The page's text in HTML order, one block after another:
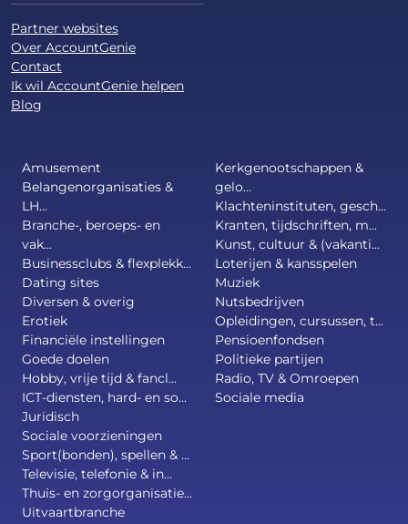
Partner websites
Over AccountGenie
Contact
Ik wil AccountGenie helpen
Blog
Amusement
Belangenorganisaties &
LH...
Branche-, beroeps- en
vak...
Businessclubs & flexplekk...
Dating sites
Diversen & overig
Erotiek
Financiële instellingen
Goede doelen
Hobby, vrije tijd & fancl...
ICT-diensten, hard- en so...
Juridisch
Kerkgenootschappen &
gelo...
Klachteninstituten, gesch...
Kranten, tijdschriften, m...
Kunst, cultuur & (vakanti...
Loterijen & kansspelen
Muziek
Nutsbedrijven
Opleidingen, cursussen, t...
Pensioenfondsen
Politieke partijen
Radio, TV & Omroepen
Sociale media
Sociale voorzieningen
Sport(bonden), spellen & ...
Televisie, telefonie & in...
Thuis- en zorgorganisatie...
Uitvaartbranche